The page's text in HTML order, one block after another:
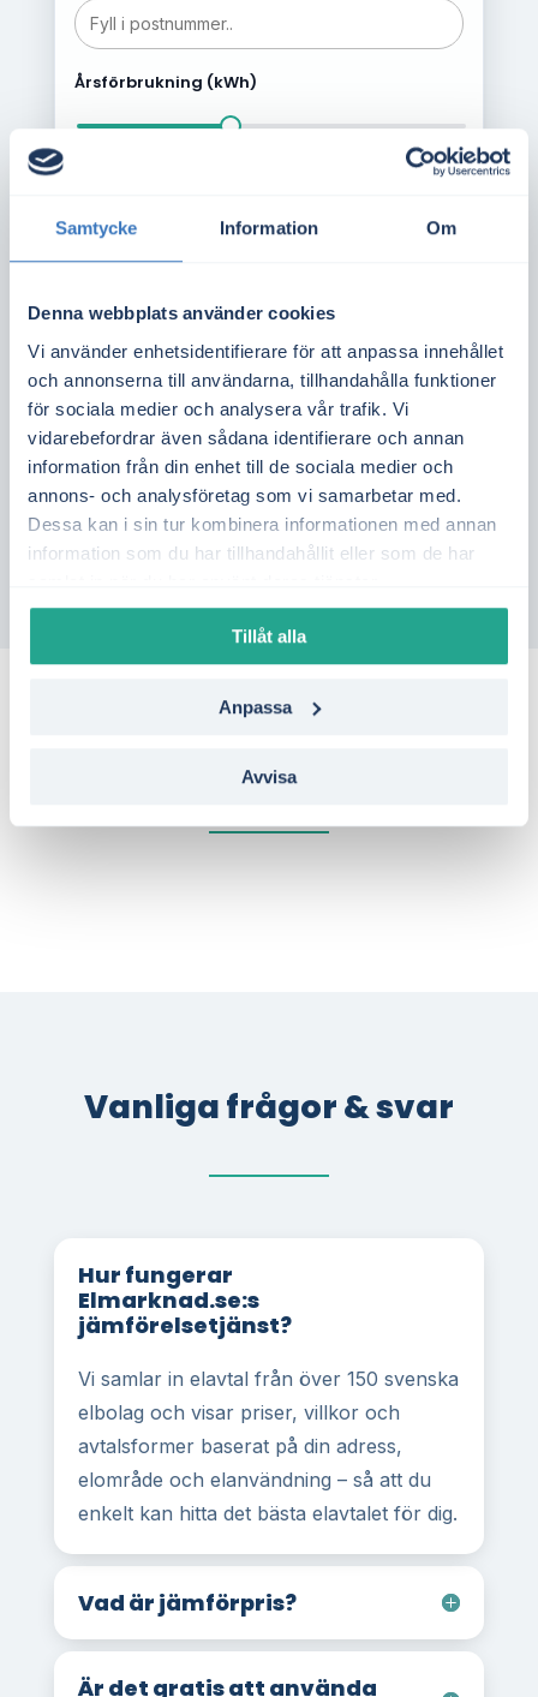
Samtycke Information Om
Denna webbplats använder cookies
Vi använder enhetsidentifierare för att anpassa innehållet
och annonserna till användarna, tillhandahålla funktioner
för sociala medier och analysera vår trafik. Vi
vidarebefordrar även sådana identifierare och annan
information från din enhet till de sociala medier och
annons- och analysföretag som vi samarbetar med.
Dessa kan i sin tur kombinera informationen med annan
information som du har tillhandahållit eller som de har
Tillåt alla
Anpassa
Avvisa
Årsförbrukning (kWh)
25 000
kWh
Avtalstyp
Månadspris
Jämför elpriser nu
4.9/5
Så säger våra kunder
Vanliga frågor & svar
Hur fungerar
Elmarknad.se:s
jämförelsetjänst?
Vi samlar in elavtal från över 150 svenska
elbolag och visar priser, villkor och
avtalsformer baserat på din adress,
elområde och elanvändning – så att du
enkelt kan hitta det bästa elavtalet för dig.
Vad är jämförpris?
Är det gratis att använda